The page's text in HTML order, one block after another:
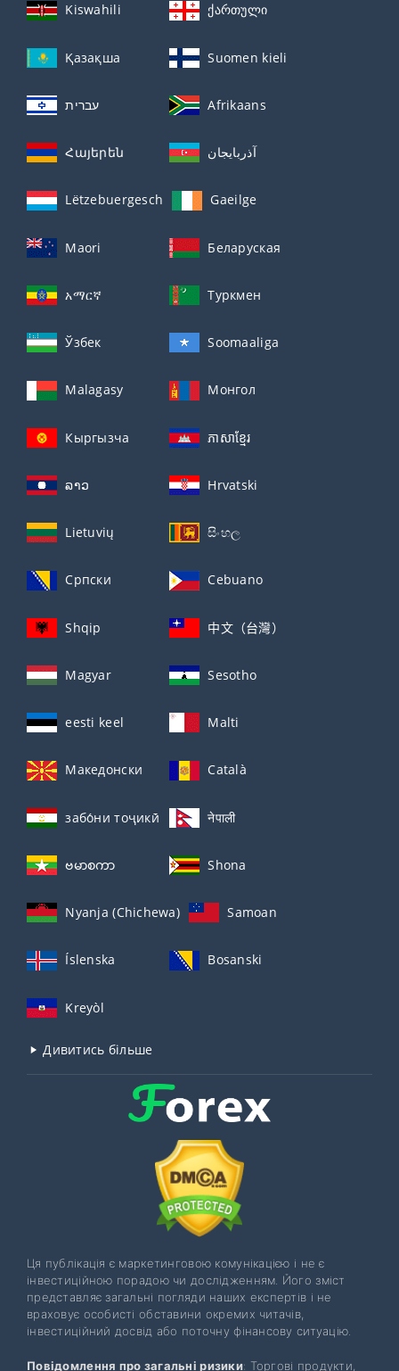
Kiswahili ქართული
Қазақша Suomen kieli
עברית Afrikaans
Հայերեն آذربايجان
Lëtzebuergesch Gaeilge
Maori Беларуская
አማርኛ Туркмен
Ўзбек Soomaaliga
Malagasy Монгол
Кыргызча ភាសាខ្មែរ
ລາວ Hrvatski
Lietuvių සිංහල
Српски Cebuano
Shqip 中文（台灣）
Magyar Sesotho
eesti keel Malti
Македонски Català
забо́ни тоҷикӣ́ नेपाली
ဗမာစကာ Shona
Nyanja (Chichewa) Samoan
Íslenska Bosanski
Kreyòl
Дивитись більше
Ця публікація є маркетинговою комунікацією і не є
інвестиційною порадою чи дослідженням. Його зміст
представляє загальні погляди наших експертів і не
враховує особисті обставини окремих читачів,
інвестиційний досвід або поточну фінансову ситуацію.
Повідомлення про загальні ризики: Торгові продукти,